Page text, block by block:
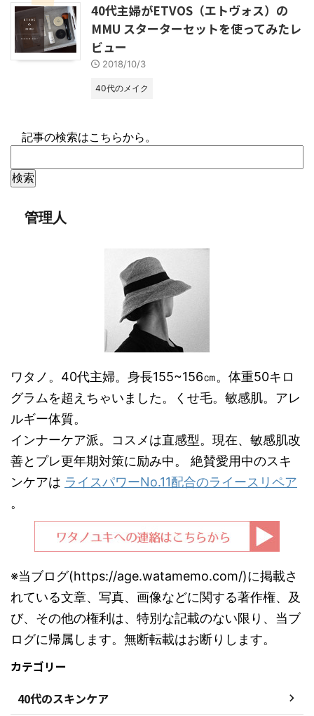
40代主婦がETVOS（エトヴォス）の
MMU スターターセットを使ってみたレ
ビュー
2018/10/3
40代のメイク
記事の検索はこちらから。
管理人
ワタノ。40代主婦。身長155~156㎝。体重50キロ
グラムを超えちゃいました。くせ毛。敏感肌。アレ
ルギー体質。
インナーケア派。コスメは直感型。現在、敏感肌改
善とプレ更年期対策に励み中。 絶賛愛用中のスキ
ンケアは ライスパワーNo.11配合のライースリペア
。
※当ブログ(https://age.watamemo.com/)に掲載さ
れている文章、写真、画像などに関する著作権、及
び、その他の権利は、特別な記載のない限り、当ブ
ログに帰属します。無断転載はお断りします。
カテゴリー
40代のスキンケア